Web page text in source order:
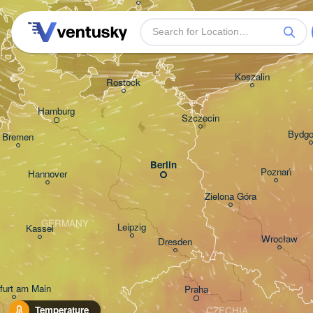
Temperature
Hamburg
am Main
Bremen
Hannover
KasselGERMANY
Berlin
Praha
Wrocław
Leipzig
Dresden
Poznań
Rostock
Koszalin
Zielona Góra
Szczecin